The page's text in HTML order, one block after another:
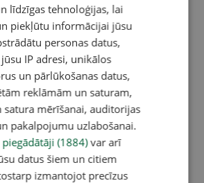
līdzīgas tehnoloģijas, lai
piekļūtu informācijai jūsu
personas datus,
IP adresi, unikālos
un pārlūkošanas datus,
reklāmām un saturam,
satura mērīšanai, auditorijas
pakalpojumu uzlabošanai.
(1884)var arī
datus šiem un citiem
izmantojot precīzus